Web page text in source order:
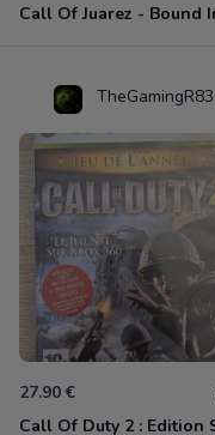
TheGamingR83
27.90 €